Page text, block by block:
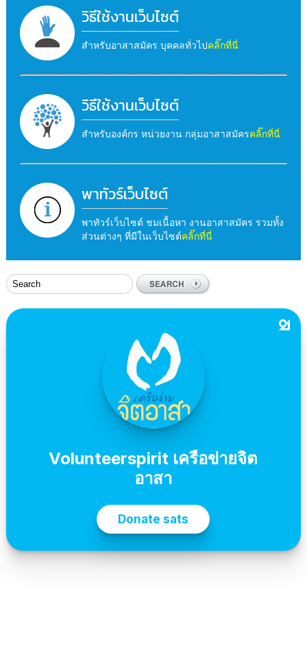
วิธีใช้งานเว็บไซต์
สำหรับอาสาสมัคร บุคคลทั่วไปคลิ๊กที่นี่
วิธีใช้งานเว็บไซต์
สำหรับองค์กร หน่วยงาน กลุ่มอาสาสมัครคลิ๊กที่นี่
พาทัวร์เว็บไซต์
พาทัวร์เว็บไซต์ ชมเนื้อหา งานอาสาสมัคร รวมทั้ง
ส่วนต่างๆ ที่มีในเว็บไซต์คลิ๊กที่นี่